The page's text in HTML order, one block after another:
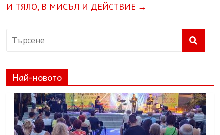
И ТЯЛО, В МИСЪЛ И ДЕЙСТВИЕ →
Най-новото